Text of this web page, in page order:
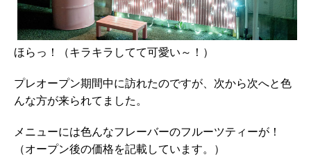
ほらっ！（キラキラしてて可愛い～！）
プレオープン期間中に訪れたのですが、次から次へと色
んな方が来られてました。
メニューには色んなフレーバーのフルーツティーが！
（オープン後の価格を記載しています。）